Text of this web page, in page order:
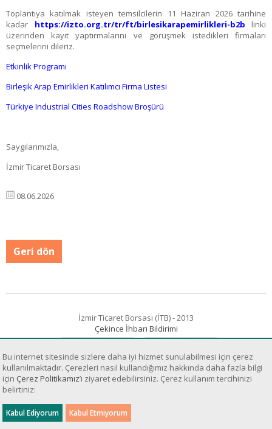
Toplantıya katılmak isteyen temsilcilerin 11 Haziran 2026 tarihine
kadar https://izto.org.tr/tr/ft/birlesikarapemirlikleri-b2b linki
üzerinden kayıt yaptırmalarını ve görüşmek istedikleri firmaları
seçmelerini dileriz.
Etkinlik Programı
Birleşik Arap Emirlikleri Katılımcı Firma Listesi
Türkiye Industrial Cities Roadshow Broşürü
Saygılarımızla,
İzmir Ticaret Borsası
08.06.2026
Geri dön
İzmir Ticaret Borsası (İTB) - 2013
Çekince İhbarı Bildirimi
Sanal Yazılım Ltd.
Bu internet sitesinde sizlere daha iyi hizmet sunulabilmesi için çerez
kullanılmaktadır. Çerezleri nasıl kullandığımız hakkında daha fazla bilgi
için Çerez Politikamız’ı ziyaret edebilirsiniz. Çerez kullanım tercihinizi
belirtiniz: